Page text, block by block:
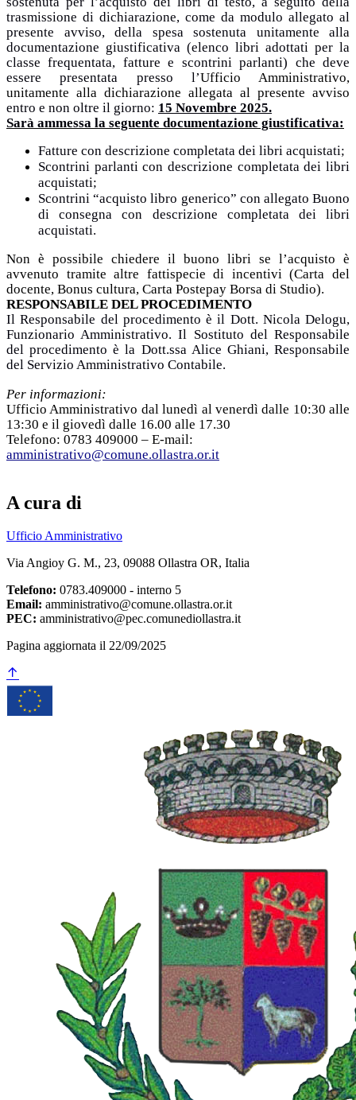
trasmissione di dichiarazione, come da modulo allegato al
presente avviso, della spesa sostenuta unitamente alla
documentazione giustificativa (elenco libri adottati per la
classe frequentata, fatture e scontrini parlanti) che deve
essere presentata presso l’Ufficio Amministrativo,
unitamente alla dichiarazione allegata al presente avviso
entro e non oltre il giorno: 15 Novembre 2025.
Sarà ammessa la seguente documentazione giustificativa:
Fatture con descrizione completata dei libri acquistati;
Scontrini parlanti con descrizione completata dei libri
acquistati;
Scontrini “acquisto libro generico” con allegato Buono
di consegna con descrizione completata dei libri
acquistati.
Non è possibile chiedere il buono libri se l’acquisto è
avvenuto tramite altre fattispecie di incentivi (Carta del
docente, Bonus cultura, Carta Postepay Borsa di Studio).
RESPONSABILE DEL PROCEDIMENTO
Il Responsabile del procedimento è il Dott. Nicola Delogu,
Funzionario Amministrativo. Il Sostituto del Responsabile
del procedimento è la Dott.ssa Alice Ghiani, Responsabile
del Servizio Amministrativo Contabile.
Per informazioni:
Ufficio Amministrativo dal lunedì al venerdì dalle 10:30 alle
13:30 e il giovedì dalle 16.00 alle 17.30
Telefono: 0783 409000 – E-mail:
amministrativo@comune.ollastra.or.it
A cura di
Ufficio Amministrativo
Via Angioy G. M., 23, 09088 Ollastra OR, Italia
Telefono: 0783.409000 - interno 5
Email: amministrativo@comune.ollastra.or.it
PEC: amministrativo@pec.comunediollastra.it
Pagina aggiornata il 22/09/2025